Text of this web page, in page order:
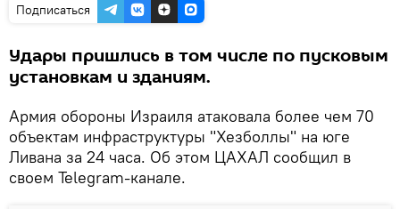
Подписаться
Удары пришлись в том числе по пусковым
установкам и зданиям.
Армия обороны Израиля атаковала более чем 70
объектам инфраструктуры "Хезболлы" на юге
Ливана за 24 часа. Об этом ЦАХАЛ сообщил в
своем Telegram-канале.